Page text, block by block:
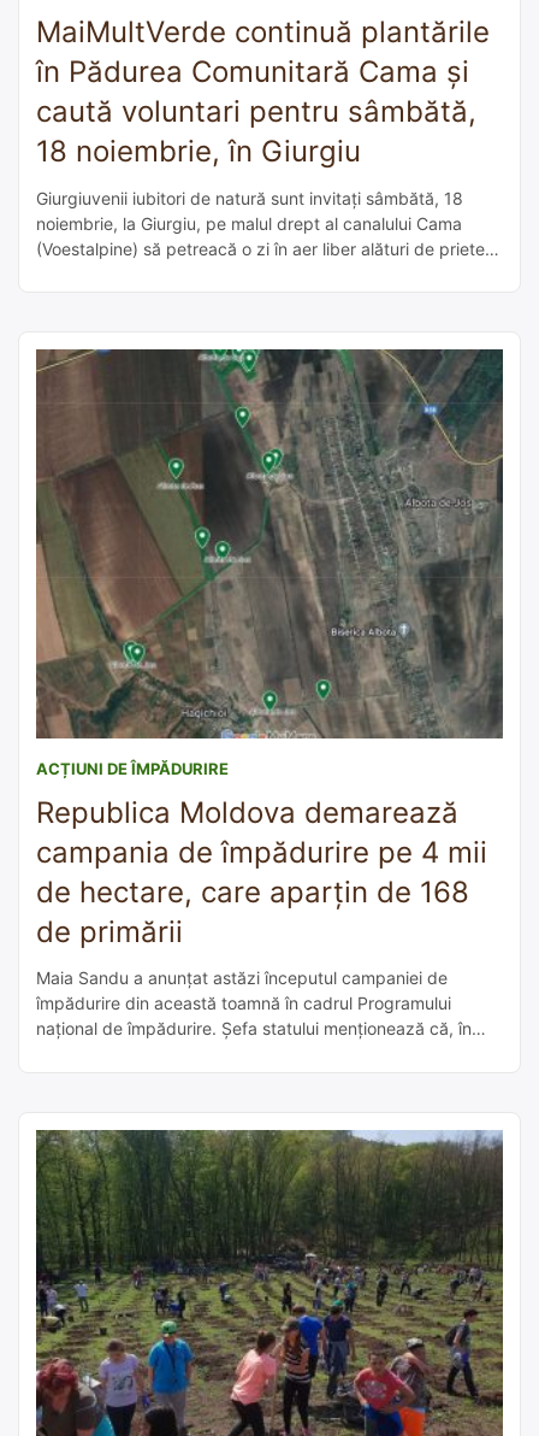
MaiMultVerde continuă plantările
în Pădurea Comunitară Cama și
caută voluntari pentru sâmbătă,
18 noiembrie, în Giurgiu
Giurgiuvenii iubitori de natură sunt invitați sâmbătă, 18
noiembrie, la Giurgiu, pe malul drept al canalului Cama
(Voestalpine) să petreacă o zi în aer liber alături de prieteni
diverse […]
ACȚIUNI DE ÎMPĂDURIRE
Republica Moldova demarează
campania de împădurire pe 4 mii
de hectare, care aparțin de 168
de primării
Maia Sandu a anunțat astăzi începutul campaniei de
împădurire din această toamnă în cadrul Programului
național de împădurire. Șefa statului menționează că, în